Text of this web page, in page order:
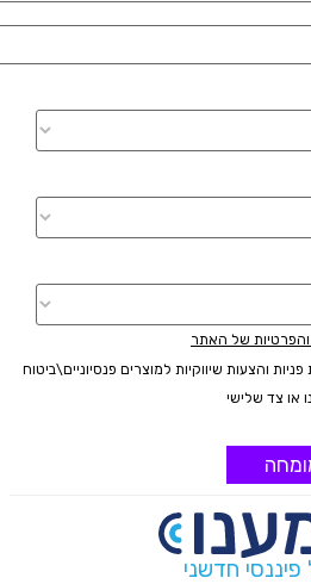
של האתר
והצעות שיווקיות למוצרים פנסיוניים\ביטוח
פיננסי חדשני